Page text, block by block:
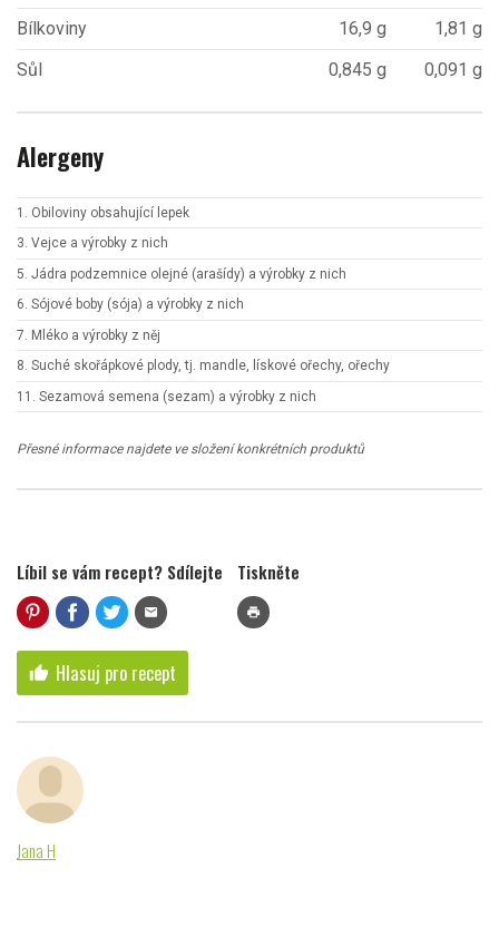
Bílkoviny 16,9 g
1,81 g
Sůl
0,845 g 0,091 g
Alergeny
1. Obiloviny obsahující lepek
3. Vejce a výrobky z nich
5. Jádra podzemnice olejné (arašídy) a výrobky z nich
6. Sójové boby (sója) a výrobky z nich
7. Mléko a výrobky z něj
8. Suché skořápkové plody, tj. mandle, lískové ořechy, ořechy
11. Sezamová semena (sezam) a výrobky z nich
Přesné informace najdete ve složení konkrétních produktů
Líbil se vám recept? Sdílejte
mail
Tiskněte
print
thumb_up Hlasuj pro recept
Jana H